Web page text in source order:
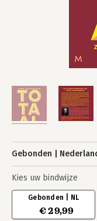
Gebonden
Kies uw bindwijze
Gebonden | NL
€ 29,99